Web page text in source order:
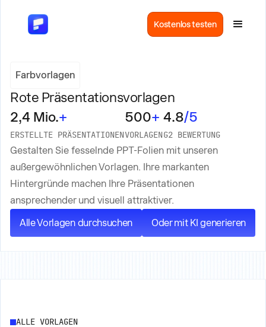
Kostenlos testen
Farbvorlagen
Rote Präsentationsvorlagen
2,4 Mio.+
ERSTELLTE PRÄSENTATIONEN
500+
VORLAGEN
4.8/5
G2 BEWERTUNG
Gestalten Sie fesselnde PPT-Folien mit unseren
außergewöhnlichen Vorlagen. Ihre markanten
Hintergründe machen Ihre Präsentationen
ansprechender und visuell attraktiver.
Alle Vorlagen durchsuchen
Oder mit KI generieren
ALLE VORLAGEN